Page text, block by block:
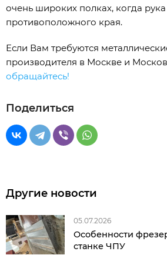
очень широких полках, когда рука
противоположного края.
Если Вам требуются
производителя в Москве и
обращайтесь!
Поделиться
Другие новости
05.07.2026
Особенности
станке ЧПУ